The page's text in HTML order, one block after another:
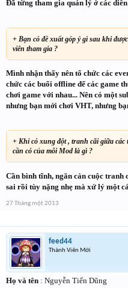
Đã từng tham gia quản lý ở các
+ Bạn có đề xuất góp ý gì sau khi
viên tham gia ?
Mình nhận thấy nên tổ chức các
chức các buổi offline để các game
chơi game với nhau... Nên có một
nhưng bạn mới chơi VHT, nhưng
+ Khi có xung đột , tranh cãi giữa các
cần có của mỗi Mod là gì ?
Cần bình tĩnh, ngăn cản cuộc
sai rồi tùy nặng nhẹ mà xử lý một
27 Tháng một 2013
feed44
Thành Viên Mới
Họ và tên : Nguyễn Tiến Dũng